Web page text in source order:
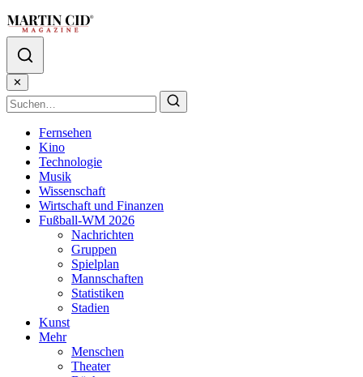
✕
Fernsehen
Kino
Technologie
Musik
Wissenschaft
Wirtschaft und Finanzen
Fußball-WM 2026
Nachrichten
Gruppen
Spielplan
Mannschaften
Statistiken
Stadien
Kunst
Mehr
Menschen
Theater